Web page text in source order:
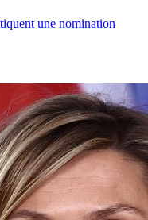
une nomination